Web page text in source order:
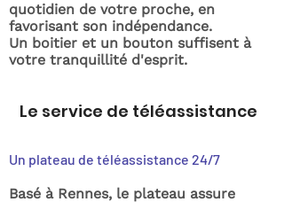
quotidien de votre proche, en
favorisant son indépendance.
Un boitier et un bouton suffisent à
votre tranquillité d'esprit.
Le service de téléassistance
Un plateau de téléassistance 24/7
Basé à Rennes, le plateau assure